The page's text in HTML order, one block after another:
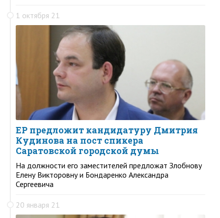
1 октября 21
ЕР предложит кандидатуру Дмитрия
Кудинова на пост спикера
Саратовской городской думы
На должности его заместителей предложат Злобнову
Елену Викторовну и Бондаренко Александра
Сергеевича
20 января 21